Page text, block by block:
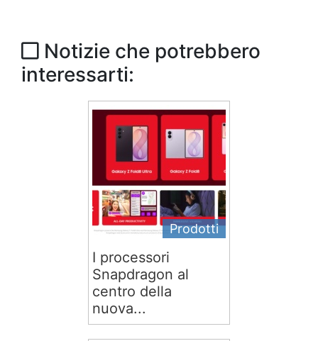
Notizie che potrebbero
interessarti:
Prodotti
I processori
Snapdragon al
centro della
nuova...